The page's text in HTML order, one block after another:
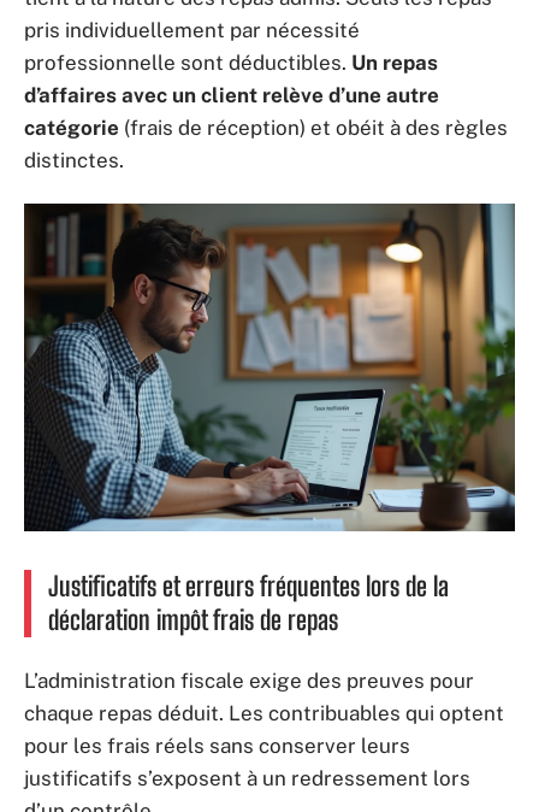
pris individuellement par nécessité
professionnelle sont déductibles. Un repas
d’affaires avec un client relève d’une autre
catégorie (frais de réception) et obéit à des règles
distinctes.
Justificatifs et erreurs fréquentes lors de la
déclaration impôt frais de repas
L’administration fiscale exige des preuves pour
chaque repas déduit. Les contribuables qui optent
pour les frais réels sans conserver leurs
justificatifs s’exposent à un redressement lors